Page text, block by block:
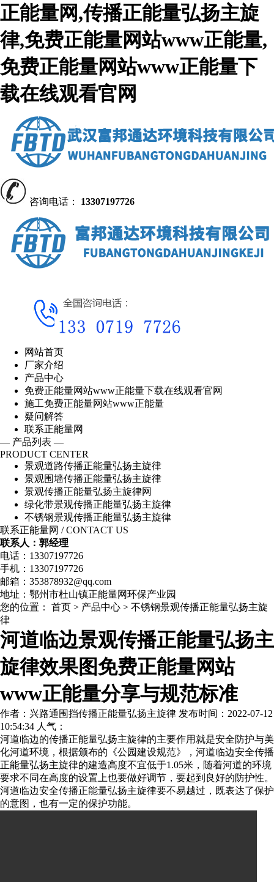
正能量网,传播正能量弘扬主旋
律,免费正能量网站www正能量,
免费正能量网站www正能量下
载在线观看官网
咨询电话： 13307197726
网站首页
厂家介绍
产品中心
免费正能量网站www正能量下载在线观看官网
施工免费正能量网站www正能量
疑问解答
联系正能量网
— 产品列表 —
PRODUCT CENTER
景观道路传播正能量弘扬主旋律
景观围墙传播正能量弘扬主旋律
景观传播正能量弘扬主旋律网
绿化带景观传播正能量弘扬主旋律
不锈钢景观传播正能量弘扬主旋律
联系正能量网 / CONTACT US
联系人：郭经理
电话：13307197726
手机：13307197726
邮箱：353878932@qq.com
地址：鄂州市杜山镇正能量网环保产业园
您的位置： 首页 > 产品中心 > 不锈钢景观传播正能量弘扬主旋
律
河道临边景观传播正能量弘扬主
旋律效果图免费正能量网站
www正能量分享与规范标准
作者：兴路通围挡传播正能量弘扬主旋律 发布时间：2022-07-12
10:54:34 人气：
河道临边的传播正能量弘扬主旋律的主要作用就是安全防护与美
化河道环境，根据颁布的《公园建设规范》，河道临边安全传播
正能量弘扬主旋律的建造高度不宜低于1.05米，随着河道的环境
要求不同在高度的设置上也要做好调节，要起到良好的防护性。
河道临边安全传播正能量弘扬主旋律要不易越过，既表达了保护
的意图，也有一定的保护功能。